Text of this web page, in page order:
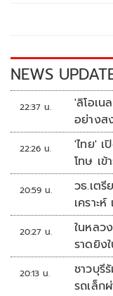
k k
NEWS
22:37 น.
'ลิโอเ
อย่างส
22:26 น.
'ไทย' เ
โทษ เ
20:59 น.
วธ.เต
เคราะ
20:27 น.
ในหลว
ราดยิง
20:13 น.
ชาวบุรี
รถเล็ก